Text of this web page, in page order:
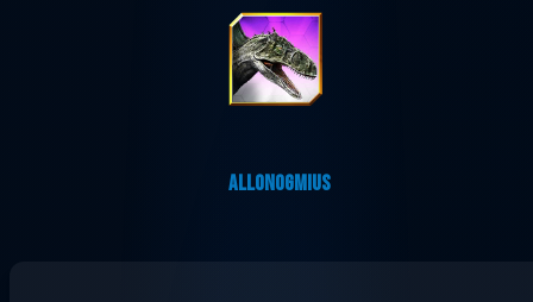
ALLONOGMIUS